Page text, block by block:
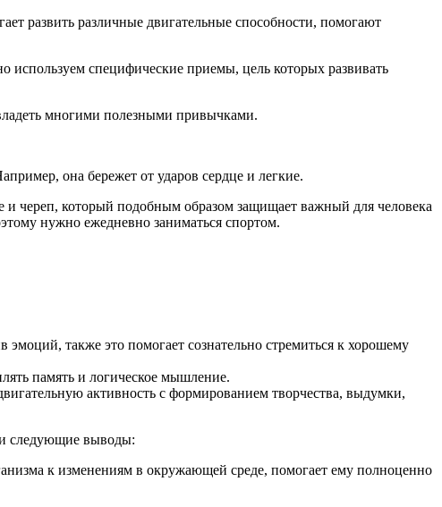
развить различные двигательные способности, помогают
специфические приемы, цель которых развивать
многими полезными привычками.
она бережет от ударов сердце и легкие.
череп, который подобным образом защищает важный для человека
нужно ежедневно заниматься спортом.
также это помогает сознательно стремиться к хорошему
память и логическое мышление.
активность с формированием творчества, выдумки,
следующие выводы:
к изменениям в окружающей среде, помогает ему полноценно